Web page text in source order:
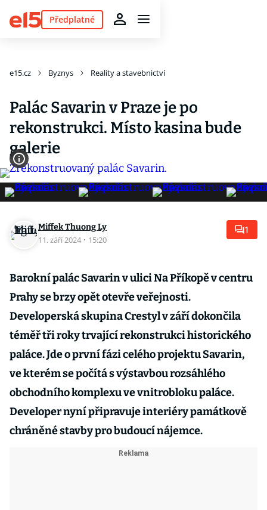
Předplatné
e15.cz Byznys Reality a stavebnictví
Palác Savarin v Praze je po
rekonstrukci. Místo kasina bude
galerie
Miffek Thuong Ly
11. září 2024 · 15:20
1
Barokní palác Savarin v ulici Na Příkopě v centru
Prahy se brzy opět otevře veřejnosti.
Developerská skupina Crestyl v září dokončila
téměř tři roky trvající rekonstrukci historického
paláce. Jde o první fázi celého projektu Savarin,
ve kterém se počítá s výstavbou rozsáhlého
obchodního komplexu ve vnitrobloku paláce.
Developer nyní připravuje interiéry památkově
chráněné stavby pro budoucí nájemce.